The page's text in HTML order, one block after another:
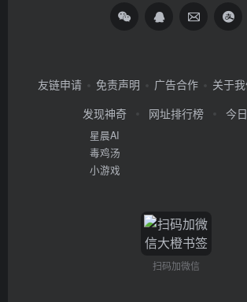
友链申请 免责声明 广告合作 关于
发现神奇
星晨AI
毒鸡汤
小游戏
网址排行榜 今
扫码加微信